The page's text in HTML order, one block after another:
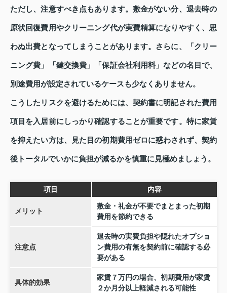
ただし、注意すべき点もあります。敷金がない分、退去時の
原状回復費用やクリーニング代が実費精算になりやすく、思
わぬ出費となってしまうことがあります。さらに、「クリー
ニング費」「鍵交換費」「保証会社利用料」などの名目で、
別途費用が設定されているケースも少なくありません。
こうしたリスクを避けるためには、契約書に明記された費用
項目を入居前にしっかり確認することが重要です。特に家賃
を抑えたい方は、見た目の初期費用ゼロに惑わされず、契約
後トータルでいかに負担が減るかを慎重に見極めましょう。
項目 内容
メリット
敷金・礼金が不要でまとまった初期
費用を節約できる
注意点
退去時の実費負担や隠れたオプショ
ン費用の有無を契約前に確認する必
要がある
具体的効果
家賃７万円の場合、初期費用が家賃
２か月分以上軽減される可能性